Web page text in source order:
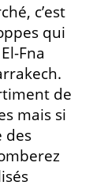
c’est
qui
Fna
de
mais si
des